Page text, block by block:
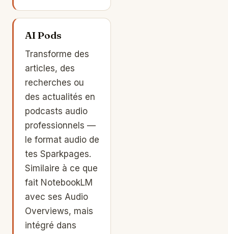
AI Pods
Transforme des
articles, des
recherches ou
des actualités en
podcasts audio
professionnels —
le format audio de
tes Sparkpages.
Similaire à ce que
fait NotebookLM
avec ses Audio
Overviews, mais
intégré dans